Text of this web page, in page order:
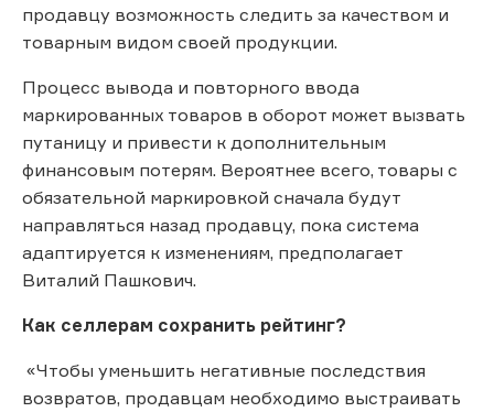
продавцу возможность следить за качеством и
товарным видом своей продукции.
Процесс вывода и повторного ввода
маркированных товаров в оборот может вызвать
путаницу и привести к дополнительным
финансовым потерям. Вероятнее всего, товары с
обязательной маркировкой сначала будут
направляться назад продавцу, пока система
адаптируется к изменениям, предполагает
Виталий Пашкович.
Как селлерам сохранить рейтинг?
«Чтобы уменьшить негативные последствия
возвратов, продавцам необходимо выстраивать